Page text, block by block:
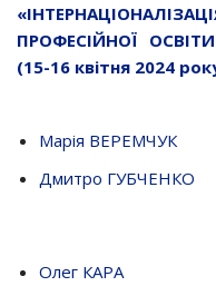
ПРОФЕСІЙНОЇ
(15-16 квітня 2024
Марія ВЕРЕМЧУК
Дмитро ГУБЧЕНКО
Олег КАРА